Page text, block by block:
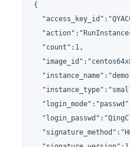
{
  "count":1,